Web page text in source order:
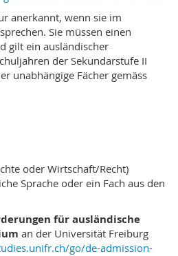
zu Verfügung gestellt, das alle
regionale Besonderheiten
wird ein breites Spektrum
Wirtschaftsgeschichte über die
bis hin zur
ist dabei
unterschiedlicher
Kooperationen und
den persönlichen wie den
ermöglicht es dabei in
Rahmen der gemeinsamen
Lehrveranstaltungen in den
in Englisch werden angeboten.
Sprache absolviert
frei kombinierbar und können
, Kultur-, Rechts- und
anerkannt, wenn sie im
Sie müssen einen
gilt ein ausländischer
der Sekundarstufe II
unabhängige Fächer gemäss
oder Wirtschaft/Recht)
Sprache oder ein Fach aus den
für ausländische
an der Universität Freiburg
go/de-admission-